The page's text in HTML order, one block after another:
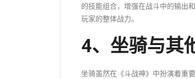
的技能组合，增强在战斗中的输出
玩家的整体战力。
4、坐骑与其
坐骑虽然在《斗战神》中扮演着重